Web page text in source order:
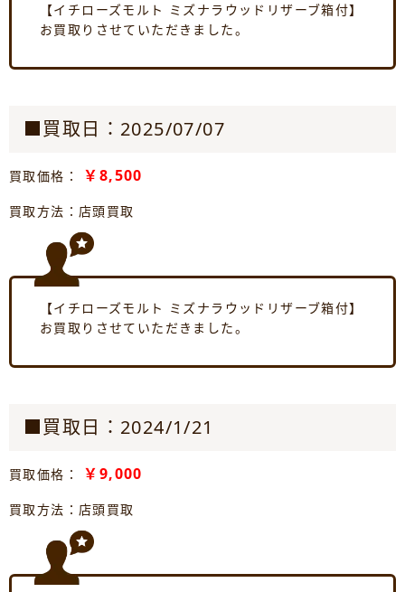
【イチローズモルト ミズナラウッドリザーブ箱付】
お買取りさせていただきました。
■買取日：2025/07/07
買取価格： ￥8,500
買取方法：店頭買取
【イチローズモルト ミズナラウッドリザーブ箱付】
お買取りさせていただきました。
■買取日：2024/1/21
買取価格： ￥9,000
買取方法：店頭買取